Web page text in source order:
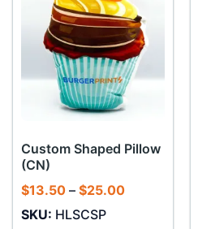
Custom Shaped Pillow
(CN)
$13.50 – $25.00Khoảng
SKU: HLSCSP